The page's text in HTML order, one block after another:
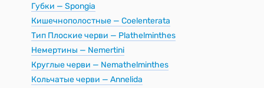
Губки — Spongia
Кишечнополостные — Coelenterata
Тип Плоские черви — Plathelminthes
Немертины — Nemertini
Круглые черви — Nemathelminthes
Кольчатые черви — Annelida